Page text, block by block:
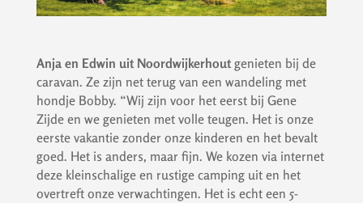
Anja en Edwin uit Noordwijkerhoutgenieten bij de
caravan. Ze zijn net terug van een wandeling met
hondje Bobby. “Wij zijn voor het eerst bij Gene
Zijde en we genieten met volle teugen. Het is onze
eerste vakantie zonder onze kinderen en het bevalt
goed. Het is anders, maar fijn. We kozen via internet
deze kleinschalige en rustige camping uit en het
overtreft onze verwachtingen. Het is echt een 5-